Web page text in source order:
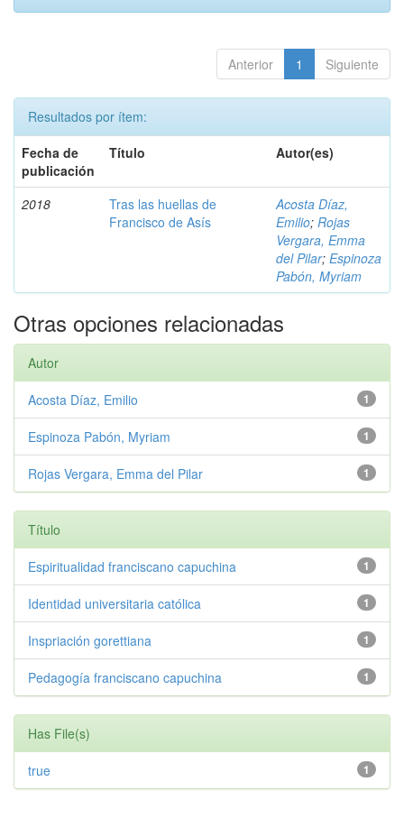
Anterior 1 Siguiente
Resultados por ítem:
Fecha de
publicación
Título Autor(es)
2018
Tras las huellas de
Francisco de Asís
Acosta Díaz,
Emilio; Rojas
Vergara, Emma
del Pilar; Espinoza
Pabón, Myriam
Otras opciones relacionadas
Autor
1
Acosta Díaz, Emilio
1
Espinoza Pabón, Myriam
1
Rojas Vergara, Emma del Pilar
Título
1
Espiritualidad franciscano capuchina
1
Identidad universitaria católica
1
Inspriación gorettiana
1
Pedagogía franciscano capuchina
Has File(s)
1
true